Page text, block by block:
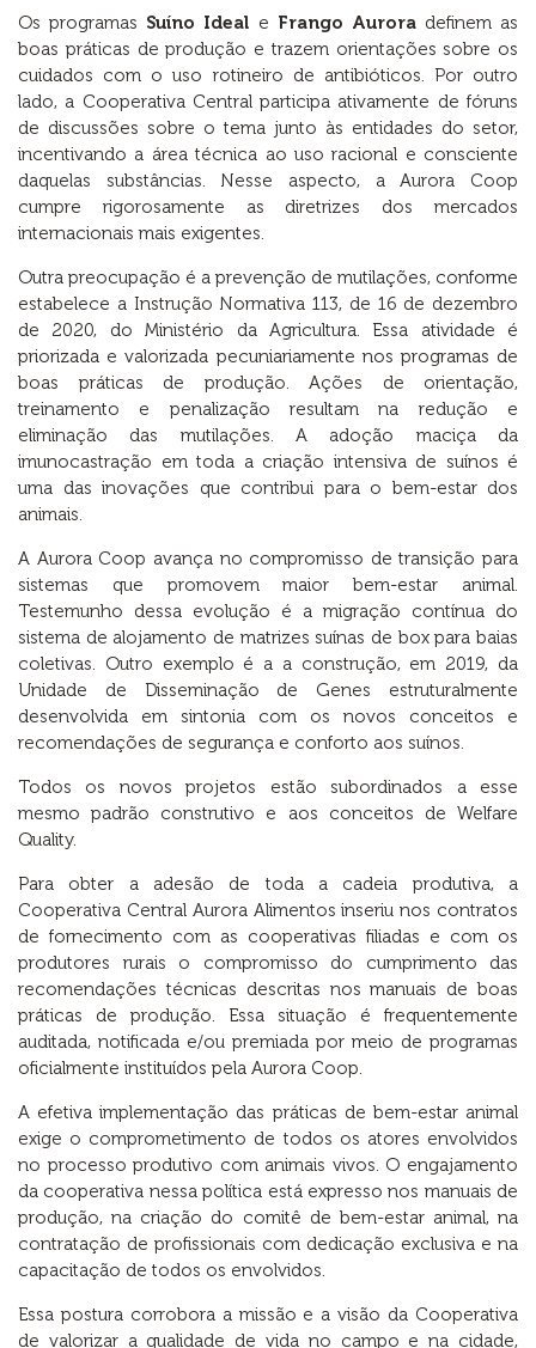
Os programas Suíno Ideal e Frango Auroradefinem as
boas práticas de produção e trazem orientações sobre os
cuidados com o uso rotineiro de antibióticos. Por outro
lado, a Cooperativa Central participa ativamente de fóruns
de discussões sobre o tema junto às entidades do setor,
incentivando a área técnica ao uso racional e consciente
daquelas substâncias. Nesse aspecto, a Aurora Coop
cumpre rigorosamente as diretrizes dos mercados
internacionais mais exigentes.
Outra preocupação é a prevenção de mutilações, conforme
estabelece a Instrução Normativa 113, de 16 de dezembro
de 2020, do Ministério da Agricultura. Essa atividade é
priorizada e valorizada pecuniariamente nos programas de
boas práticas de produção. Ações de orientação,
treinamento e penalização resultam na redução e
eliminação das mutilações. A adoção maciça da
imunocastração em toda a criação intensiva de suínos é
uma das inovações que contribui para o bem-estar dos
animais.
A Aurora Coop avança no compromisso de transição para
sistemas que promovem maior bem-estar animal.
Testemunho dessa evolução é a migração contínua do
sistema de alojamento de matrizes suínas de box para baias
coletivas. Outro exemplo é a a construção, em 2019, da
Unidade de Disseminação de Genes estruturalmente
desenvolvida em sintonia com os novos conceitos e
recomendações de segurança e conforto aos suínos.
Todos os novos projetos estão subordinados a esse
mesmo padrão construtivo e aos conceitos de Welfare
Quality.
Para obter a adesão de toda a cadeia produtiva, a
Cooperativa Central Aurora Alimentos inseriu nos contratos
de fornecimento com as cooperativas filiadas e com os
produtores rurais o compromisso do cumprimento das
recomendações técnicas descritas nos manuais de boas
práticas de produção. Essa situação é frequentemente
auditada, notificada e/ou premiada por meio de programas
oficialmente instituídos pela Aurora Coop.
A efetiva implementação das práticas de bem-estar animal
exige o comprometimento de todos os atores envolvidos
no processo produtivo com animais vivos. O engajamento
da cooperativa nessa política está expresso nos manuais de
produção, na criação do comitê de bem-estar animal, na
contratação de profissionais com dedicação exclusiva e na
capacitação de todos os envolvidos.
Essa postura corrobora a missão e a visão da Cooperativa
de valorizar a qualidade de vida no campo e na cidade,